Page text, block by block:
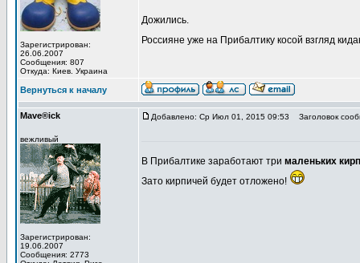
Зарегистрирован:
26.06.2007
Сообщения: 807
Откуда: Киев. Украина
Дожились.
Россияне уже на Прибалтику косой взгляд
Вернуться к началу
Mave®ick
вежливый
Зарегистрирован:
19.06.2007
Сообщения: 2773
Добавлено: Ср Июл 01, 2015 09:53 Заголовок
В Прибалтике заработают три маленьких
Зато кирпичей будет отложено!